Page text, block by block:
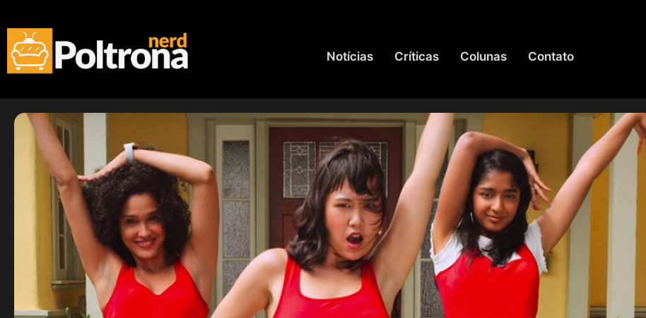
Notícias Críticas Colunas Contato